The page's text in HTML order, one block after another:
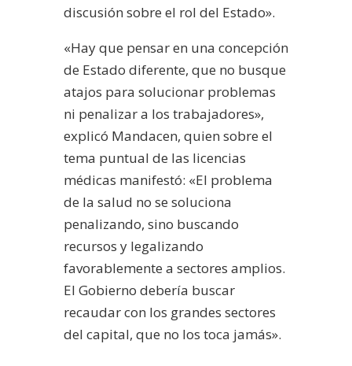
discusión sobre el rol del Estado».
«Hay que pensar en una concepción
de Estado diferente, que no busque
atajos para solucionar problemas
ni penalizar a los trabajadores»,
explicó Mandacen, quien sobre el
tema puntual de las licencias
médicas manifestó: «El problema
de la salud no se soluciona
penalizando, sino buscando
recursos y legalizando
favorablemente a sectores amplios.
El Gobierno debería buscar
recaudar con los grandes sectores
del capital, que no los toca jamás».